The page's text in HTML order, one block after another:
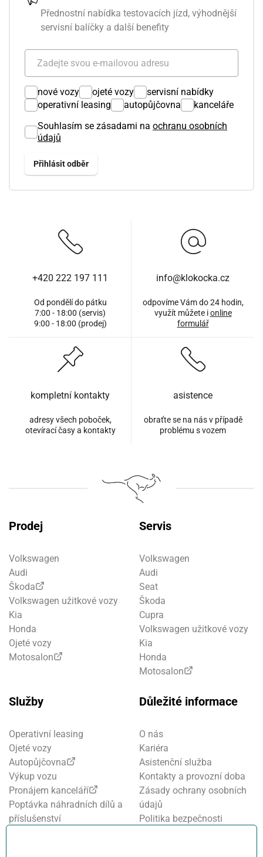
Přednostní nabídka testovacích jízd, výhodnější
servisní balíčky a další benefity
nové vozy ojeté vozy
servisní nabídky
operativní leasing
autopůjčovna
kanceláře
Souhlasím se zásadami na ochranu osobních
údajů
+420 222 197 111
Od pondělí do pátku
7:00 - 18:00 (servis)
9:00 - 18:00 (prodej)
info@klokocka.cz
odpovíme Vám do 24 hodin,
využít můžete ionline
formulář
kompletní kontakty
adresy všech poboček,
otevírací časy a kontakty
asistence
obraťte se na nás v případě
problému s vozem
Prodej
Volkswagen
Audi
Škoda
Volkswagen užitkové vozy
Kia
Honda
Ojeté vozy
Motosalon
Servis
Volkswagen
Audi
Seat
Škoda
Cupra
Volkswagen užitkové vozy
Kia
Honda
Motosalon
Služby
Operativní leasing
Ojeté vozy
Autopůjčovna
Výkup vozu
Pronájem kanceláří
Poptávka náhradních dílů a
příslušenství
Důležité informace
O nás
Kariéra
Asistenční služba
Kontakty a provozní doba
Zásady ochrany osobních
údajů
Politika bezpečnosti